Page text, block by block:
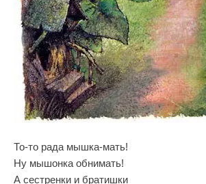
То-то рада мышка-мать!
Ну мышонка обнимать!
А сестренки и братишки